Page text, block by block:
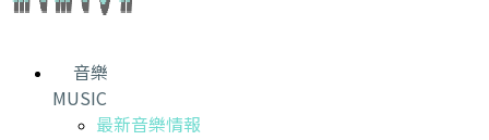
音樂
MUSIC
最新音樂情報